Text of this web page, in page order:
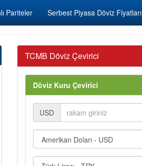
Pariteler Serbest Piyasa Döviz Fiyatları
TCMB Döviz Çevirici
Döviz Kuru Çevirici
USD